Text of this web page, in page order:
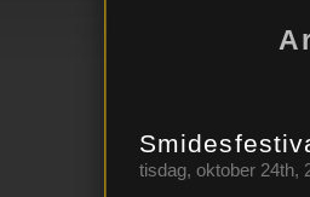
tisdag, oktober 24th,